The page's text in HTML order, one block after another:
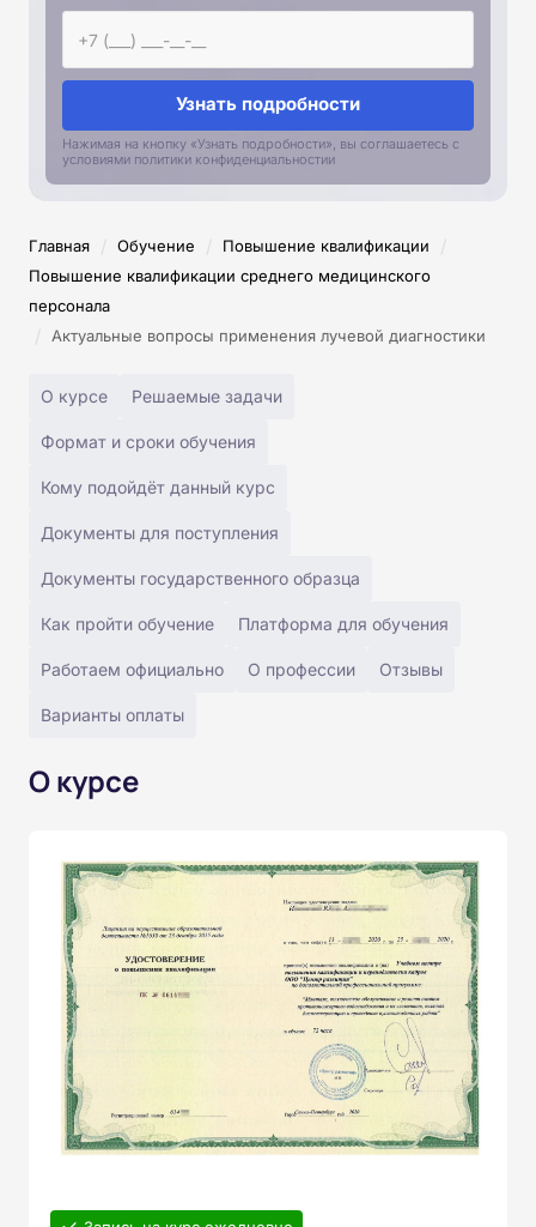
Узнать подробности
Нажимая на кнопку «Узнать подробности», вы соглашаетесь с
условиями политики конфиденциальностии
Главная / Обучение / Повышение квалификации /
Повышение квалификации среднего медицинского
персонала
/ Актуальные вопросы применения лучевой диагностики
О курсе Решаемые задачи
Формат и сроки обучения
Кому подойдёт данный курс
Документы для поступления
Документы государственного образца
Как пройти обучение Платформа для обучения
Работаем официально О профессии Отзывы
Варианты оплаты
О курсе